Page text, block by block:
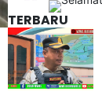
TERBARU